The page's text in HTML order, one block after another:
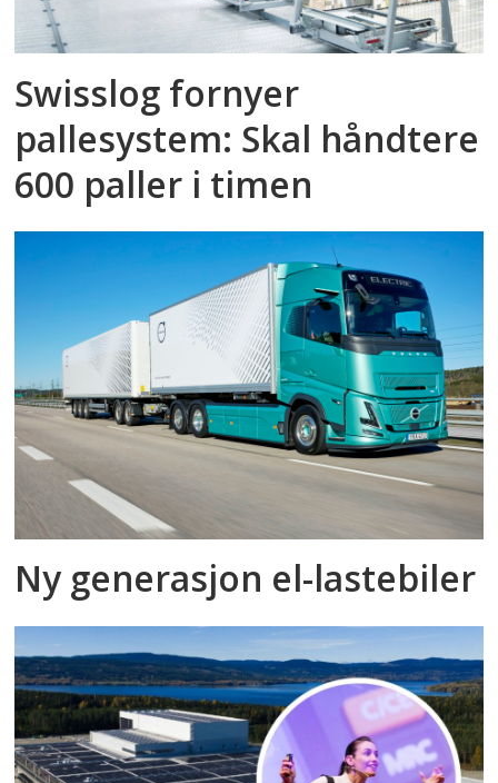
Swisslog fornyer
pallesystem: Skal håndtere
600 paller i timen
Ny generasjon el-lastebiler